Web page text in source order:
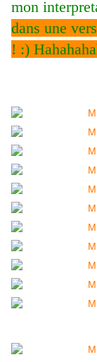
mon
dans une
! :)